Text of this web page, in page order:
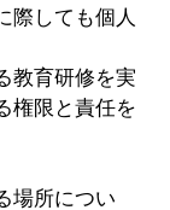
際しても個人
教育研修を実
権限と責任を
場所につい